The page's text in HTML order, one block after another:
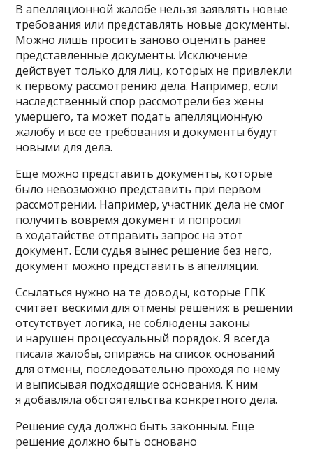
В апелляционной жалобе нельзя заявлять новые
требования или представлять новые документы.
Можно лишь просить заново оценить ранее
представленные документы. Исключение
действует только для лиц, которых не привлекли
к первому рассмотрению дела. Например, если
наследственный спор рассмотрели без жены
умершего, та может подать апелляционную
жалобу и все ее требования и документы будут
новыми для дела.
Еще можно представить документы, которые
было невозможно представить при первом
рассмотрении. Например, участник дела не смог
получить вовремя документ и попросил
в ходатайстве отправить запрос на этот
документ. Если судья вынес решение без него,
документ можно представить в апелляции.
Ссылаться нужно на те доводы, которые ГПК
считает вескими для отмены решения: в решении
отсутствует логика, не соблюдены законы
и нарушен процессуальный порядок. Я всегда
писала жалобы, опираясь на список оснований
для отмены, последовательно проходя по нему
и выписывая подходящие основания. К ним
я добавляла обстоятельства конкретного дела.
Решение суда должно быть законным. Еще
решение должно быть основано